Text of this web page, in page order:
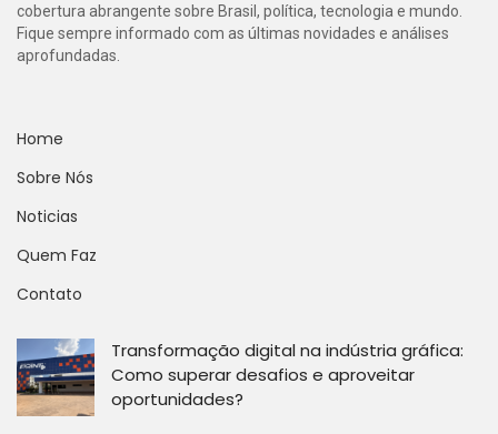
cobertura abrangente sobre Brasil, política, tecnologia e mundo.
Fique sempre informado com as últimas novidades e análises
aprofundadas.
Home
Sobre Nós
Noticias
Quem Faz
Contato
Transformação digital na indústria gráfica:
Como superar desafios e aproveitar
oportunidades?